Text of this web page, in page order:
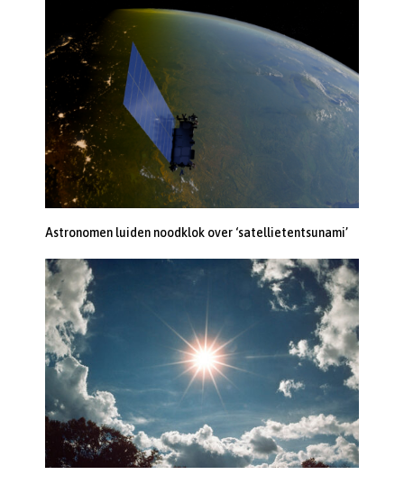
Astronomen luiden noodklok over ‘satellietentsunami’